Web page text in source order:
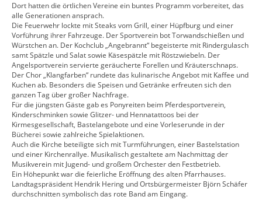
Dort hatten die örtlichen Vereine ein buntes Programm vorbereitet, das
alle Generationen ansprach.
Die Feuerwehr lockte mit Steaks vom Grill, einer Hüpfburg und einer
Vorführung ihrer Fahrzeuge. Der Sportverein bot Torwandschießen und
Würstchen an. Der Kochclub „Angebrannt“ begeisterte mit Rindergulasch
samt Spätzle und Salat sowie Käsespätzle mit Röstzwiebeln. Der
Angelsportverein servierte geräucherte Forellen und Kräuterschnaps.
Der Chor „Klangfarben“ rundete das kulinarische Angebot mit Kaffee und
Kuchen ab. Besonders die Speisen und Getränke erfreuten sich den
ganzen Tag über großer Nachfrage.
Für die jüngsten Gäste gab es Ponyreiten beim Pferdesportverein,
Kinderschminken sowie Glitzer- und Hennatattoos bei der
Kirmesgesellschaft, Bastelangebote und eine Vorleserunde in der
Bücherei sowie zahlreiche Spielaktionen.
Auch die Kirche beteiligte sich mit Turmführungen, einer Bastelstation
und einer Kirchenrallye. Musikalisch gestaltete am Nachmittag der
Musikverein mit Jugend- und großem Orchester den Festbetrieb.
Ein Höhepunkt war die feierliche Eröffnung des alten Pfarrhauses.
Landtagspräsident Hendrik Hering und Ortsbürgermeister Björn Schäfer
durchschnitten symbolisch das rote Band am Eingang.